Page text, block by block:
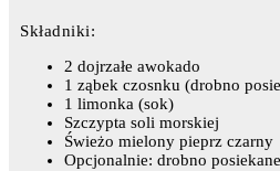
Składniki:
2 dojrzałe awokado
1 ząbek czosnku (drobno
1 limonka (sok)
Szczypta soli morskiej
Świeżo mielony pieprz czarny
Opcjonalnie: drobno